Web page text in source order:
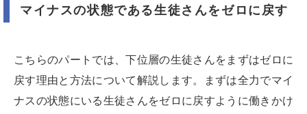
マイナスの状態である生徒さんをゼロに戻す
こちらのパートでは、下位層の生徒さんをまずはゼロに
戻す理由と方法について解説します。まずは全力でマイ
ナスの状態にいる生徒さんをゼロに戻すように働きかけ